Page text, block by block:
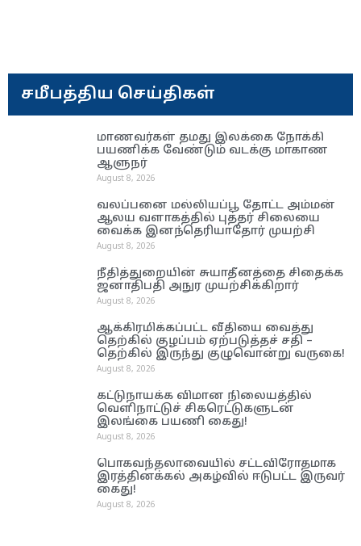
சமீபத்திய செய்திகள்
மாணவர்கள் தமது இலக்கை நோக்கி
பயணிக்க வேண்டும் வடக்கு மாகாண
ஆளுநர்
August 8, 2026
வலப்பனை மல்லியப்பூ தோட்ட அம்மன்
ஆலய வளாகத்தில் புத்தர் சிலையை
வைக்க இனந்தெரியாதோர் முயற்சி
August 8, 2026
நீதித்துறையின் சுயாதீனத்தை சிதைக்க
ஜனாதிபதி அநுர முயற்சிக்கிறார்
August 8, 2026
ஆக்கிரமிக்கப்பட்ட வீதியை வைத்து
தெற்கில் குழப்பம் ஏற்படுத்தச் சதி –
தெற்கில் இருந்து குழுவொன்று வருகை!
August 8, 2026
கட்டுநாயக்க விமான நிலையத்தில்
வெளிநாட்டுச் சிகரெட்டுகளுடன்
இலங்கை பயணி கைது!
August 8, 2026
பொகவந்தலாவையில் சட்டவிரோதமாக
இரத்தினக்கல் அகழ்வில் ஈடுபட்ட இருவர்
கைது!
August 8, 2026